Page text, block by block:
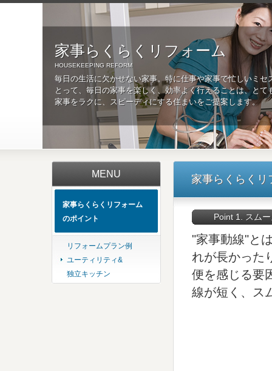
家事らくらくリフォーム
HOUSEKEEPING REFORM
毎日の生活に欠かせない家事。特に仕事や家事で忙しいミセ
とって、毎日の家事を楽しく、効率よく行えることは、とて
家事をラクに、スピーディにする住まいをご提案します。
MENU
家事らくらくリフォーム
のポイント
リフォームプラン例
ユーティリティ&
独立キッチン
家事らくらくリ
Point 1. スム
"家事動線"と
れが長かった
便を感じる要
線が短く、ス